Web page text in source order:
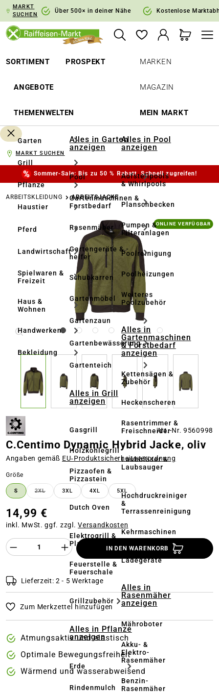
Zur Hauptnavigation springen
MARKT
SUCHEN
Über 500× in deiner Nähe Kostenlose
SORTIMENT PROSPEKT
ANGEBOTE
THEMENWELTEN
MARKEN
MAGAZIN
MEIN MARKT
Garten
Grill
Pflanze
Haustier
Pferd
Landwirtschaft
Spielwaren &
Freizeit
Haus &
Wohnen
Handwerken
Bekleidung
Alles in Garten
anzeigen
Pool
Gartenmaschinen &
Forstbedarf
Rasenmäher
Gartengeräte & -
helfer
Schubkarren
Gartenmöbel
Gartenzaun
Gartenbewässerung
Gartenteich
Alles in Grill
anzeigen
Gasgrill
Holzkohlegrill
Pizzaofen &
Pizzastein
Dutch Oven
Elektrogrill &
Plancha
Feuerstelle &
Feuerschale
Grillzubehör
Alles in Pflanze
anzeigen
Erde
Rindenmulch
Alles in Pool
anzeigen
Aufstellpools
& Whirlpools
Planschbecken
Pumpen &
Filteranlagen
Poolreinigung
Poolheizungen
Weiteres
Poolzubehör
Alles in
Gartenmaschinen
& Forstbedarf
anzeigen
Kettensägen &
Zubehör
Heckenscheren
Rasentrimmer &
Freischneider
Laubbläser &
Laubsauger
Hochdruckreiniger
&
Terrassenreinigung
Kehrmaschinen
Akkus &
Ladegeräte
Alles in
Rasenmäher
anzeigen
Mähroboter
Akku- &
Elektro-
Rasenmäher
Benzin-
Rasenmäher
MARKT SUCHEN
Sommer-Sale: Bis zu 50 % Rabatt. Schnell zugreifen!
ARBEITSKLEIDUNG ARBEITSJACKE
Bildergalerie überspringen ONLINE VERFÜGBAR
Art.-Nr. 9560998
C.Centimo Dynamic Hybrid Jacke, oliv
Angaben gemäß EU‑Produktsicherheitsverordnung
Größe
S 2XL(DIESE OPTION IST ZURZEIT NICHT VERFÜGBAR.)
3XL 4XL 5XL
14,99 €
inkl. MwSt. ggf. zzgl.Versandkosten
Produkt Anzahl des Produktes
IN DEN WARENKORB
Lieferzeit: 2 - 5 Werktage
Zum Merkzettel hinzufügen
Atmungsaktiv und elastisch
Optimale Bewegungsfreiheit
Wärmend und wasserabweisend